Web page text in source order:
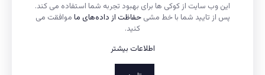
اهداء لوح به شرکت لونا، عضو فعال انجمن ملی تخصصی
تولیدکنندگان لوازم خانگی ایران توسط دبیر انجمن
این وب سایت از کوکی ها برای بهبود تجربه شما استفاده می کند.
پس از تایید شما با خط مشیحفاظت از داده‌های ما موافقت می
کنید.
اطلاعات بیشتر